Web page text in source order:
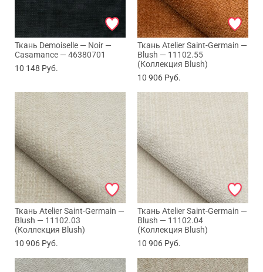
Ткань Demoiselle — Noir —
Casamance — 46380701
10 148 Руб.
Ткань Atelier Saint-Germain —
Blush — 11102.55
(Коллекция Blush)
10 906 Руб.
Ткань Atelier Saint-Germain —
Blush — 11102.03
(Коллекция Blush)
10 906 Руб.
Ткань Atelier Saint-Germain —
Blush — 11102.04
(Коллекция Blush)
10 906 Руб.